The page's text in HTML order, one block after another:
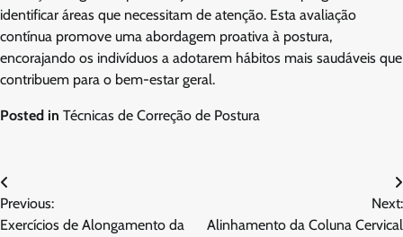
identificar áreas que necessitam de atenção. Esta avaliação
contínua promove uma abordagem proativa à postura,
encorajando os indivíduos a adotarem hábitos mais saudáveis que
contribuem para o bem-estar geral.
Posted in Técnicas de Correção de Postura
Post
navigation
Previous:
Exercícios de Alongamento da
Next:
Alinhamento da Coluna Cervical